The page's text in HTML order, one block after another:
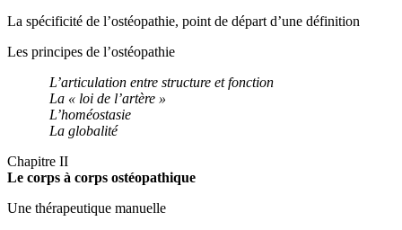
La spécificité de l’ostéopathie, point de départ d’une définition
Les principes de l’ostéopathie
L’articulation entre structure et fonction
La « loi de l’artère »
L’homéostasie
La globalité
Chapitre II
Le corps à corps ostéopathique
Une thérapeutique manuelle